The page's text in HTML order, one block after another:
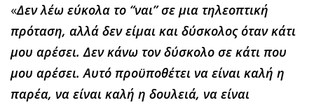
«Δεν λέω εύκολα το “ναι” σε μια τηλεοπτική
πρόταση, αλλά δεν είμαι και δύσκολος όταν κάτι
μου αρέσει. Δεν κάνω τον δύσκολο σε κάτι που
μου αρέσει. Αυτό προϋποθέτει να είναι καλή η
παρέα, να είναι καλή η δουλειά, να είναι